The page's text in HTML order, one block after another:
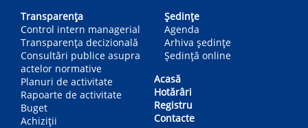
Transparența
Control intern managerial
Transparența decizională
Consultări publice asupra
actelor normative
Planuri de activitate
Rapoarte de activitate
Buget
Achiziții
Ședințe
Agenda
Arhiva ședințe
Ședință online
Acasă
Hotărâri
Registru
Contacte